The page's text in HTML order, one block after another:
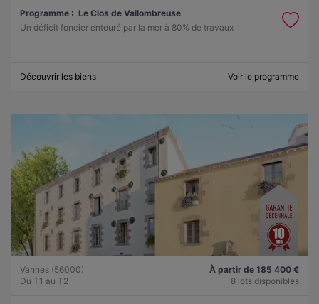
Programme : Le Clos de Vallombreuse
Un déficit foncier entouré par la mer à 80% de travaux
Découvrir les biens Voir le programme
Vannes (56000)
Du T1 au T2
À partir de 185 400 €
8 lots disponibles